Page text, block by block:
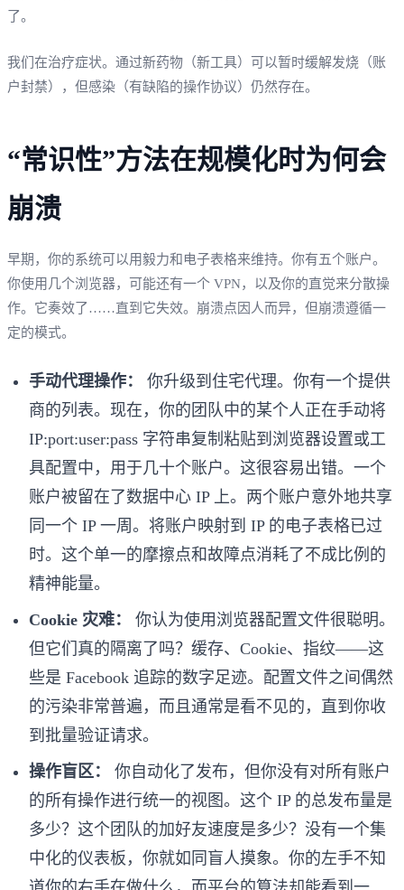
了。
我们在治疗症状。通过新药物（新工具）可以暂时缓解发烧（账
户封禁），但感染（有缺陷的操作协议）仍然存在。
“常识性”方法在规模化时为何会
崩溃
早期，你的系统可以用毅力和电子表格来维持。你有五个账户。
你使用几个浏览器，可能还有一个 VPN，以及你的直觉来分散操
作。它奏效了……直到它失效。崩溃点因人而异，但崩溃遵循一
定的模式。
手动代理操作：
你升级到住宅代理。你有一个提供
商的列表。现在，你的团队中的某个人正在手动将
IP:port:user:pass 字符串复制粘贴到浏览器设置或工
具配置中，用于几十个账户。这很容易出错。一个
账户被留在了数据中心 IP 上。两个账户意外地共享
同一个 IP 一周。将账户映射到 IP 的电子表格已过
时。这个单一的摩擦点和故障点消耗了不成比例的
精神能量。
Cookie 灾难：
你认为使用浏览器配置文件很聪明。
但它们真的隔离了吗？缓存、Cookie、指纹——这
些是 Facebook 追踪的数字足迹。配置文件之间偶然
的污染非常普遍，而且通常是看不见的，直到你收
到批量验证请求。
操作盲区：
你自动化了发布，但你没有对所有账户
的所有操作进行统一的视图。这个 IP 的总发布量是
多少？这个团队的加好友速度是多少？没有一个集
中化的仪表板，你就如同盲人摸象。你的左手不知